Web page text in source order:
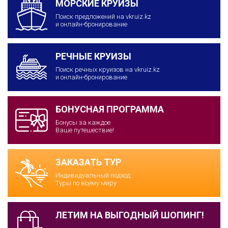
МОРСКИЕ КРУИЗЫ
Поиск предложений на vkruiz.kz
и онлайн-бронирование
РЕЧНЫЕ КРУИЗЫ
Поиск речных круизов на vkruiz.kz
и онлайн-бронирование
БОНУСНАЯ ПРОГРАММА
Бонусы за каждое
Ваше путешествие!
ЗАКАЗАТЬ ТУР
Индивидуальный подход.
Туры по всему миру
ЛЕТИМ НА ВЫГОДНЫЙ ШОПИНГ!